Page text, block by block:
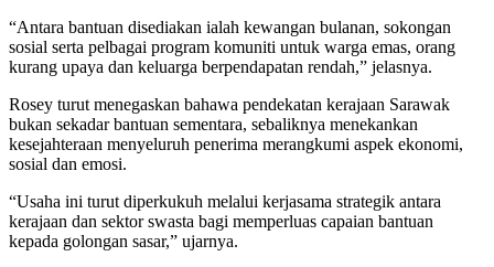
“Antara bantuan disediakan ialah kewangan bulanan, sokongan
sosial serta pelbagai program komuniti untuk warga emas, orang
kurang upaya dan keluarga berpendapatan rendah,” jelasnya.
Rosey turut menegaskan bahawa pendekatan kerajaan Sarawak
bukan sekadar bantuan sementara, sebaliknya menekankan
kesejahteraan menyeluruh penerima merangkumi aspek ekonomi,
sosial dan emosi.
“Usaha ini turut diperkukuh melalui kerjasama strategik antara
kerajaan dan sektor swasta bagi memperluas capaian bantuan
kepada golongan sasar,” ujarnya.